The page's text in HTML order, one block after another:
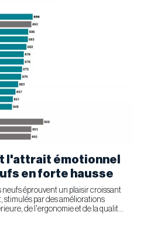
l'attrait émotionnel
en forte hausse
neufs éprouvent un plaisir croissant
stimulés par des améliorations
de l'ergonomie et de la qualité